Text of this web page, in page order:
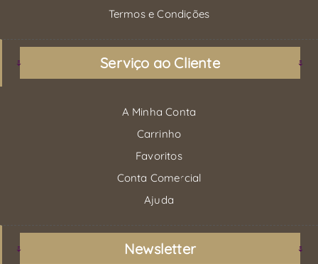
Termos e Condições
Serviço ao Cliente
A Minha Conta
Carrinho
Favoritos
Conta Comercial
Ajuda
Newsletter